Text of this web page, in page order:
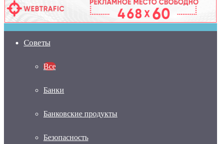
Советы
Все
Банки
Банковские продукты
Безопасность